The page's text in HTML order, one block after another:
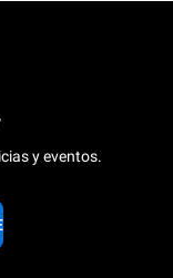
y eventos.